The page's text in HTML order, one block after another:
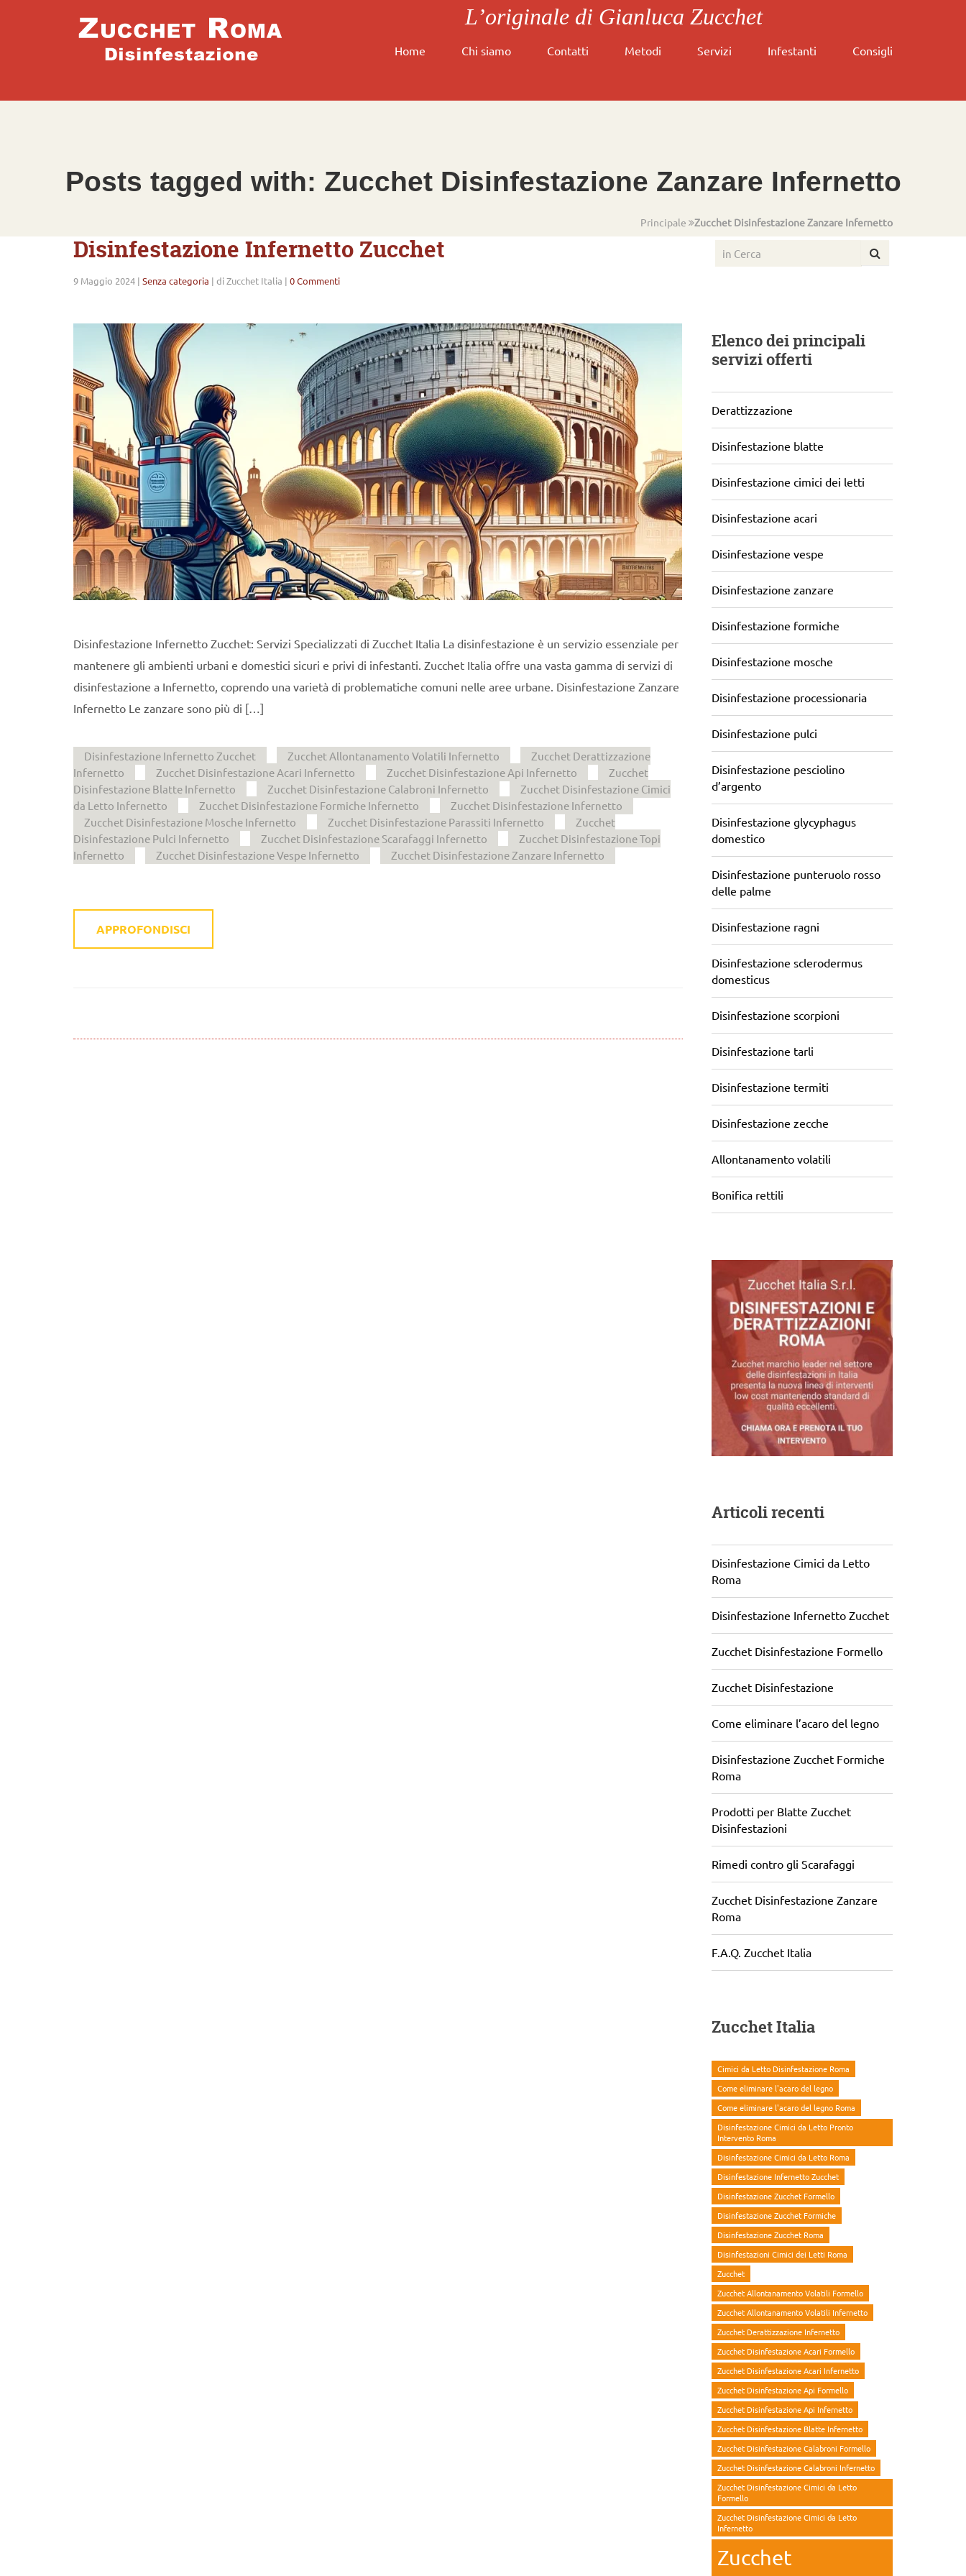
Home Chi siamo Contatti Metodi Servizi Infestanti Consigli
L’originale di Gianluca Zucchet
Posts tagged with: Zucchet Disinfestazione Zanzare Infernetto
Principale Zucchet Disinfestazione Zanzare Infernetto
Disinfestazione Infernetto Zucchet
9 Maggio 2024 | Senza categoria | di Zucchet Italia | 0 Commenti
Disinfestazione Infernetto Zucchet: Servizi Specializzati di Zucchet Italia La disinfestazione è un servizio essenziale per
mantenere gli ambienti urbani e domestici sicuri e privi di infestanti. Zucchet Italia offre una vasta gamma di servizi di
disinfestazione a Infernetto, coprendo una varietà di problematiche comuni nelle aree urbane. Disinfestazione Zanzare
Infernetto Le zanzare sono più di […]
Disinfestazione Infernetto Zucchet Zucchet Allontanamento Volatili Infernetto
Zucchet Derattizzazione
Infernetto
Zucchet Disinfestazione Acari Infernetto Zucchet Disinfestazione Api Infernetto
Zucchet
Disinfestazione Blatte Infernetto
Zucchet Disinfestazione Calabroni Infernetto
Zucchet Disinfestazione Cimici
da Letto Infernetto
Zucchet Disinfestazione Formiche Infernetto
Zucchet Disinfestazione Infernetto
Zucchet Disinfestazione Mosche Infernetto
Zucchet Disinfestazione Parassiti Infernetto
Zucchet
Disinfestazione Pulci Infernetto
Zucchet Disinfestazione Scarafaggi Infernetto
Zucchet Disinfestazione Topi
Infernetto
Zucchet Disinfestazione Vespe Infernetto Zucchet Disinfestazione Zanzare Infernetto
APPROFONDISCI
Elenco dei principali
servizi offerti
Derattizzazione
Disinfestazione blatte
Disinfestazione cimici dei letti
Disinfestazione acari
Disinfestazione vespe
Disinfestazione zanzare
Disinfestazione formiche
Disinfestazione mosche
Disinfestazione processionaria
Disinfestazione pulci
Disinfestazione pesciolino
d’argento
Disinfestazione glycyphagus
domestico
Disinfestazione punteruolo rosso
delle palme
Disinfestazione ragni
Disinfestazione sclerodermus
domesticus
Disinfestazione scorpioni
Disinfestazione tarli
Disinfestazione termiti
Disinfestazione zecche
Allontanamento volatili
Bonifica rettili
Articoli recenti
Disinfestazione Cimici da Letto
Roma
Disinfestazione Infernetto Zucchet
Zucchet Disinfestazione Formello
Zucchet Disinfestazione
Come eliminare l’acaro del legno
Disinfestazione Zucchet Formiche
Roma
Prodotti per Blatte Zucchet
Disinfestazioni
Rimedi contro gli Scarafaggi
Zucchet Disinfestazione Zanzare
Roma
F.A.Q. Zucchet Italia
Zucchet Italia
Cimici da Letto Disinfestazione Roma
Come eliminare l'acaro del legno
Come eliminare l'acaro del legno Roma
Disinfestazione Cimici da Letto Pronto
Intervento Roma
Disinfestazione Cimici da Letto Roma
Disinfestazione Infernetto Zucchet
Disinfestazione Zucchet Formello
Disinfestazione Zucchet Formiche
Disinfestazione Zucchet Roma
Disinfestazioni Cimici dei Letti Roma
Zucchet
Zucchet Allontanamento Volatili Formello
Zucchet Allontanamento Volatili Infernetto
Zucchet Derattizzazione Infernetto
Zucchet Disinfestazione Acari Formello
Zucchet Disinfestazione Acari Infernetto
Zucchet Disinfestazione Api Formello
Zucchet Disinfestazione Api Infernetto
Zucchet Disinfestazione Blatte Infernetto
Zucchet Disinfestazione Calabroni Formello
Zucchet Disinfestazione Calabroni Infernetto
Zucchet Disinfestazione Cimici da Letto
Formello
Zucchet Disinfestazione Cimici da Letto
Infernetto
Zucchet